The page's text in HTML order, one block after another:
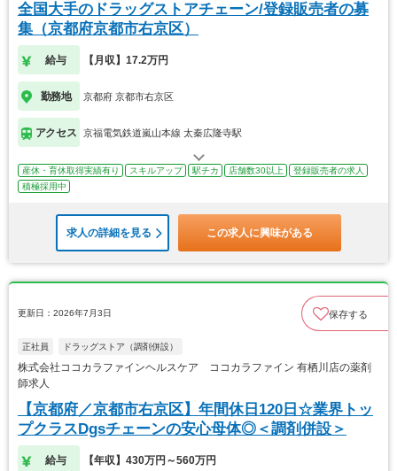
全国大手のドラッグストアチェーン/登録販売者の募
集（京都府京都市右京区）
給与 【月収】17.2万円
勤務地 京都府 京都市右京区
アクセス 京福電気鉄道嵐山本線 太秦広隆寺駅
産休・育休取得実績有り スキルアップ 駅チカ 店舗数30以上
登録販売者の求人
積極採用中
求人の詳細を見る この求人に興味がある
更新日：2026年7月3日 保存する
正社員 ドラッグストア（調剤併設）
株式会社ココカラファインヘルスケア ココカラファイン 有栖川店の薬剤
師求人
【京都府／京都市右京区】年間休日120日☆業界トッ
プクラスDgsチェーンの安心母体◎＜調剤併設＞
給与 【年収】430万円～560万円